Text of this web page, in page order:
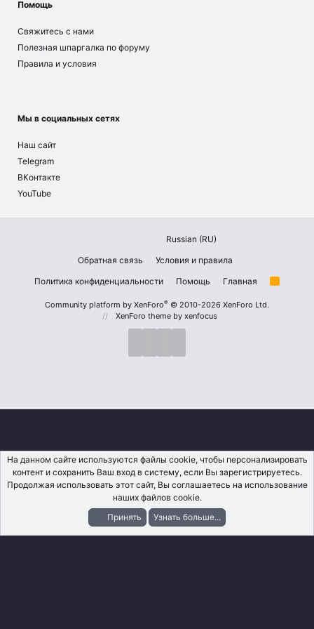
Помощь
Свяжитесь с нами
Полезная шпаргалка по форуму
Правила и условия
Мы в социальных сетях
Наш сайт
Telegram
ВКонтакте
YouTube
Russian (RU)
Обратная связь
Условия и правила
Политика конфиденциальности
Помощь Главная
R
Community platform by XenForo® © 2010-2026 XenForo Ltd.
XenForo theme by xenfocus
Что Нового? Вход Регистрация
На данном сайте используются файлы cookie, чтобы персонализировать
контент и сохранить Ваш вход в систему, если Вы зарегистрируетесь.
Продолжая использовать этот сайт, Вы соглашаетесь на использование
наших файлов cookie.
Принять
Узнать больше...